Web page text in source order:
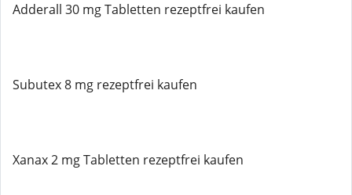
Adderall 30 mg Tabletten rezeptfrei kaufen
Subutex 8 mg rezeptfrei kaufen
Xanax 2 mg Tabletten rezeptfrei kaufen